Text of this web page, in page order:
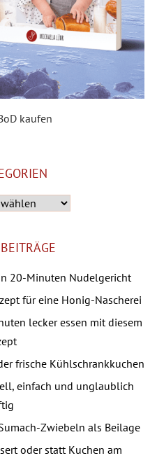
kaufen
20-Minuten Nudelgericht
für eine Honig-Nascherei
lecker essen mit diesem
frische Kühlschrankkuchen
einfach und unglaublich
Zwiebeln als Beilage
oder statt Kuchen am